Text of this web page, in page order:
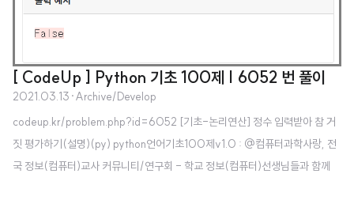
[ CodeUp ] Python 기초 100제 | 6052 번 풀이
2021.03.13 ·Archive/Develop
codeup.kr/problem.php?id=6052 [기초-논리연산] 정수 입력받아 참 거
짓 평가하기(설명)(py) python언어기초100제v1.0 : @컴퓨터과학사랑, 전
국 정보(컴퓨터)교사 커뮤니티/연구회 - 학교 정보(컴퓨터)선생님들과 함께